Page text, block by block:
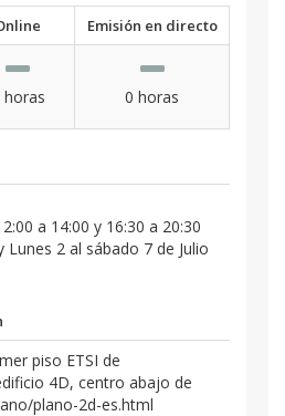
Emisión en directo
horas 0 horas
a 14:00 y 16:30 a 20:30
2 al sábado 7 de Julio
piso ETSI de
4D, centro abajo de
plano-2d-es.html